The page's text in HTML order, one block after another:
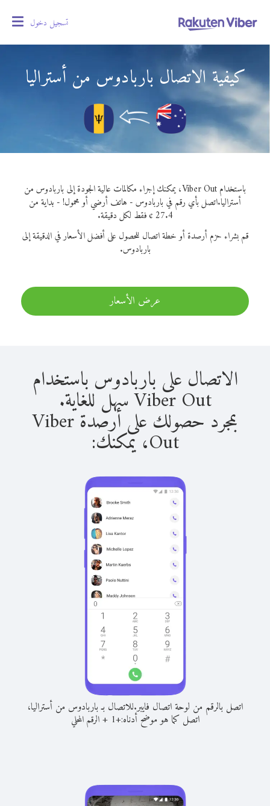
تسجيل دخول
كيفية الاتصال باربادوس من أستراليا
باستخدام Viber Out، يمكنك إجراء مكالمات عالية الجودة إلى باربادوس من
أستراليا.اتصل بأي رقم في باربادوس - هاتف أرضي أو محمول! - بداية من
27.4 ¢ فقط لكل دقيقة.
قم بشراء حزم أرصدة أو خطة اتصال للحصول على أفضل الأسعار في الدقيقة إلى
باربادوس.
عرض الأسعار
الاتصال على باربادوس باستخدام
Viber Out سهل للغاية.
بمجرد حصولك على أرصدة Viber
Out، يمكنك:
اتصل بالرقم من لوحة اتصال فايبر.للاتصال بـ باربادوس من أستراليا،
اتصل كما هو موضح أدناه:+
1
+الرقم المحلي